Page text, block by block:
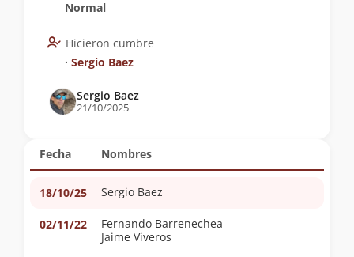
Fecha Nombres
18/10/25 Sergio Baez
02/11/22
Fernando Barrenechea
Jaime Viveros
Normal
Hicieron cumbre
∙ Sergio Baez
Sergio Baez
21/10/2025